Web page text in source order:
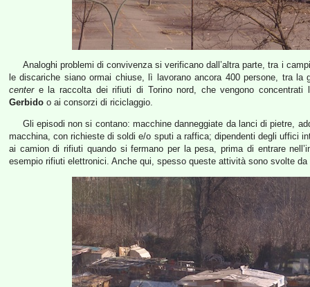
Analoghi problemi di convivenza si verificano dall’altra parte, tra i
le discariche siano ormai chiuse, lì lavorano ancora 400 persone, tra
centere la raccolta dei rifiuti di Torino nord, che vengono concentrati
Gerbido o ai consorzi di riciclaggio.
Gli episodi non si contano: macchine danneggiate da lanci di pietre,
macchina, con richieste di soldi e/o sputi a raffica; dipendenti degli uffici
ai camion di rifiuti quando si fermano per la pesa, prima di entrare
esempio rifiuti elettronici. Anche qui, spesso queste attività sono svolte